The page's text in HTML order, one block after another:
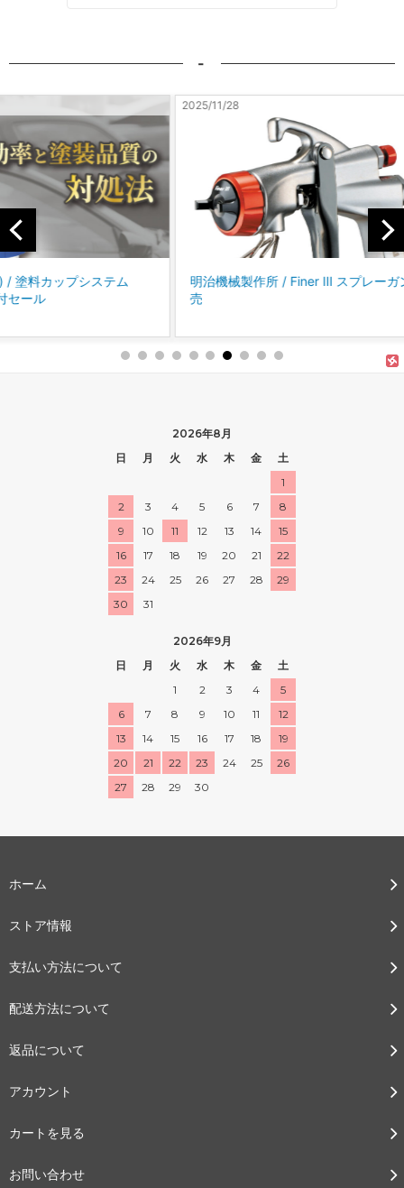
-
明治機械製作所 / Finer Ⅲ スプレーガン 新発
コバ
2026年8月
日
月 火 水 木 金
土
1
2
3 4 5 6 7
8
9
10 11 12 13 14
15
16
17 18 19 20 21
22
23
24 25 26 27 28
29
30
31
2026年9月
日
月 火 水 木 金
土
1
2 3 4
5
6
7 8 9 10 11
12
13
14 15 16 17 18
19
20
21 22 23 24 25
26
27
28 29 30
ホーム
ストア情報
支払い方法について
配送方法について
返品について
アカウント
カートを見る
お問い合わせ